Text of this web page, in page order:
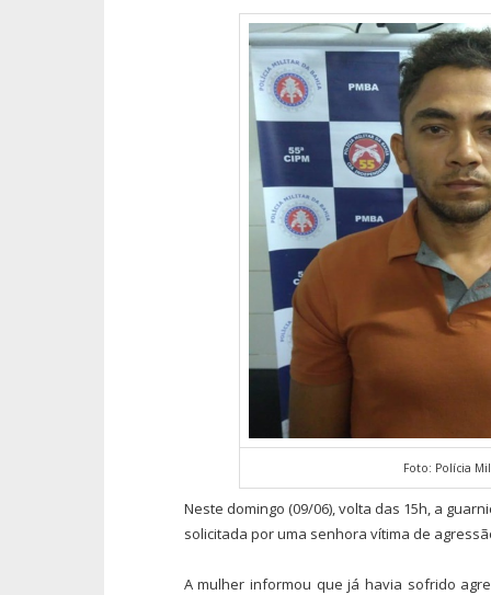
Foto: Polícia
Neste domingo (09/06), volta das 15h, a
solicitada por uma senhora vítima de
A mulher informou que já havia sofrido